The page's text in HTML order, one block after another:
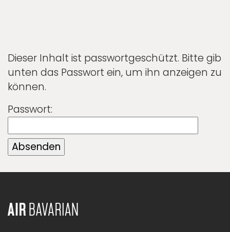
Dieser Inhalt ist passwortgeschützt. Bitte gib
unten das Passwort ein, um ihn anzeigen zu
können.
Passwort: